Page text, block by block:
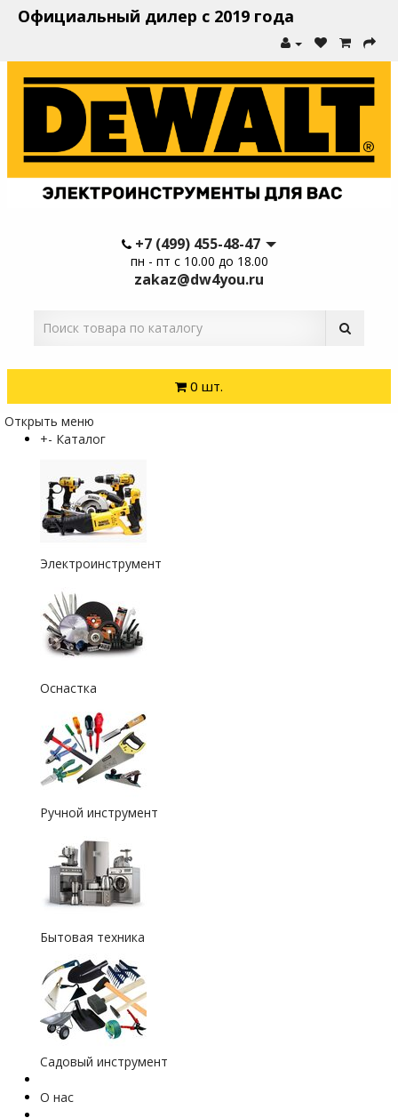
Официальный дилер с 2019 года
+7 (499) 455-48-47
пн - пт с 10.00 до 18.00
zakaz@dw4you.ru
0 шт.
Открыть меню
+- Каталог
Электроинструмент
Оснастка
Ручной инструмент
Бытовая техника
Садовый инструмент
О нас